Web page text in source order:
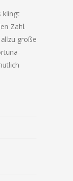
klingt
Zahl.
große